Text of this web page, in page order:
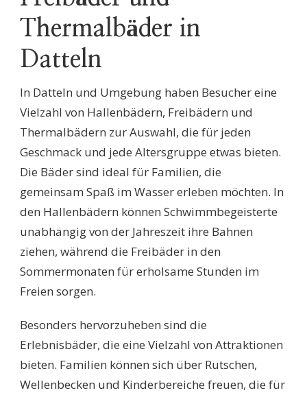
Thermalbäder in
Datteln
In Datteln und Umgebung haben Besucher eine
Vielzahl von Hallenbädern, Freibädern und
Thermalbädern zur Auswahl, die für jeden
Geschmack und jede Altersgruppe etwas bieten.
Die Bäder sind ideal für Familien, die
gemeinsam Spaß im Wasser erleben möchten. In
den Hallenbädern können Schwimmbegeisterte
unabhängig von der Jahreszeit ihre Bahnen
ziehen, während die Freibäder in den
Sommermonaten für erholsame Stunden im
Freien sorgen.
Besonders hervorzuheben sind die
Erlebnisbäder, die eine Vielzahl von Attraktionen
bieten. Familien können sich über Rutschen,
Wellenbecken und Kinderbereiche freuen, die für